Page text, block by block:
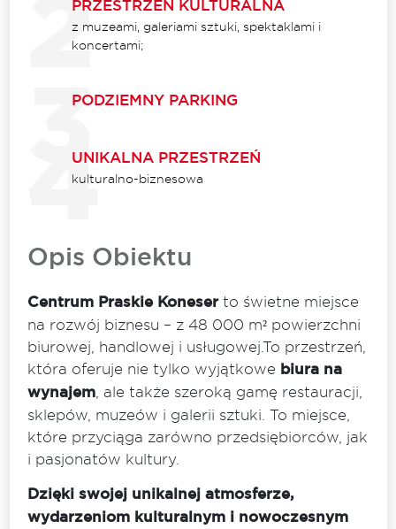
PRZESTRZEŃ KULTURALNA
z muzeami, galeriami sztuki, spektaklami i
koncertami;
PODZIEMNY PARKING
UNIKALNA PRZESTRZEŃ
kulturalno-biznesowa
Opis Obiektu
Centrum Praskie Koneserto świetne miejsce
na rozwój biznesu – z 48 000 m² powierzchni
biurowej, handlowej i usługowej.To przestrzeń,
która oferuje nie tylko wyjątkowe biura na
wynajem, ale także szeroką gamę restauracji,
sklepów, muzeów i galerii sztuki. To miejsce,
które przyciąga zarówno przedsiębiorców, jak
i pasjonatów kultury.
Dzięki swojej unikalnej atmosferze,
wydarzeniom kulturalnym i nowoczesnym